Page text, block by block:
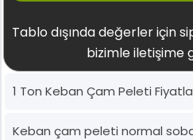
Tablo dışında değerler için
bizimle iletişime
1 Ton Keban Çam Peleti
Keban çam peleti normal